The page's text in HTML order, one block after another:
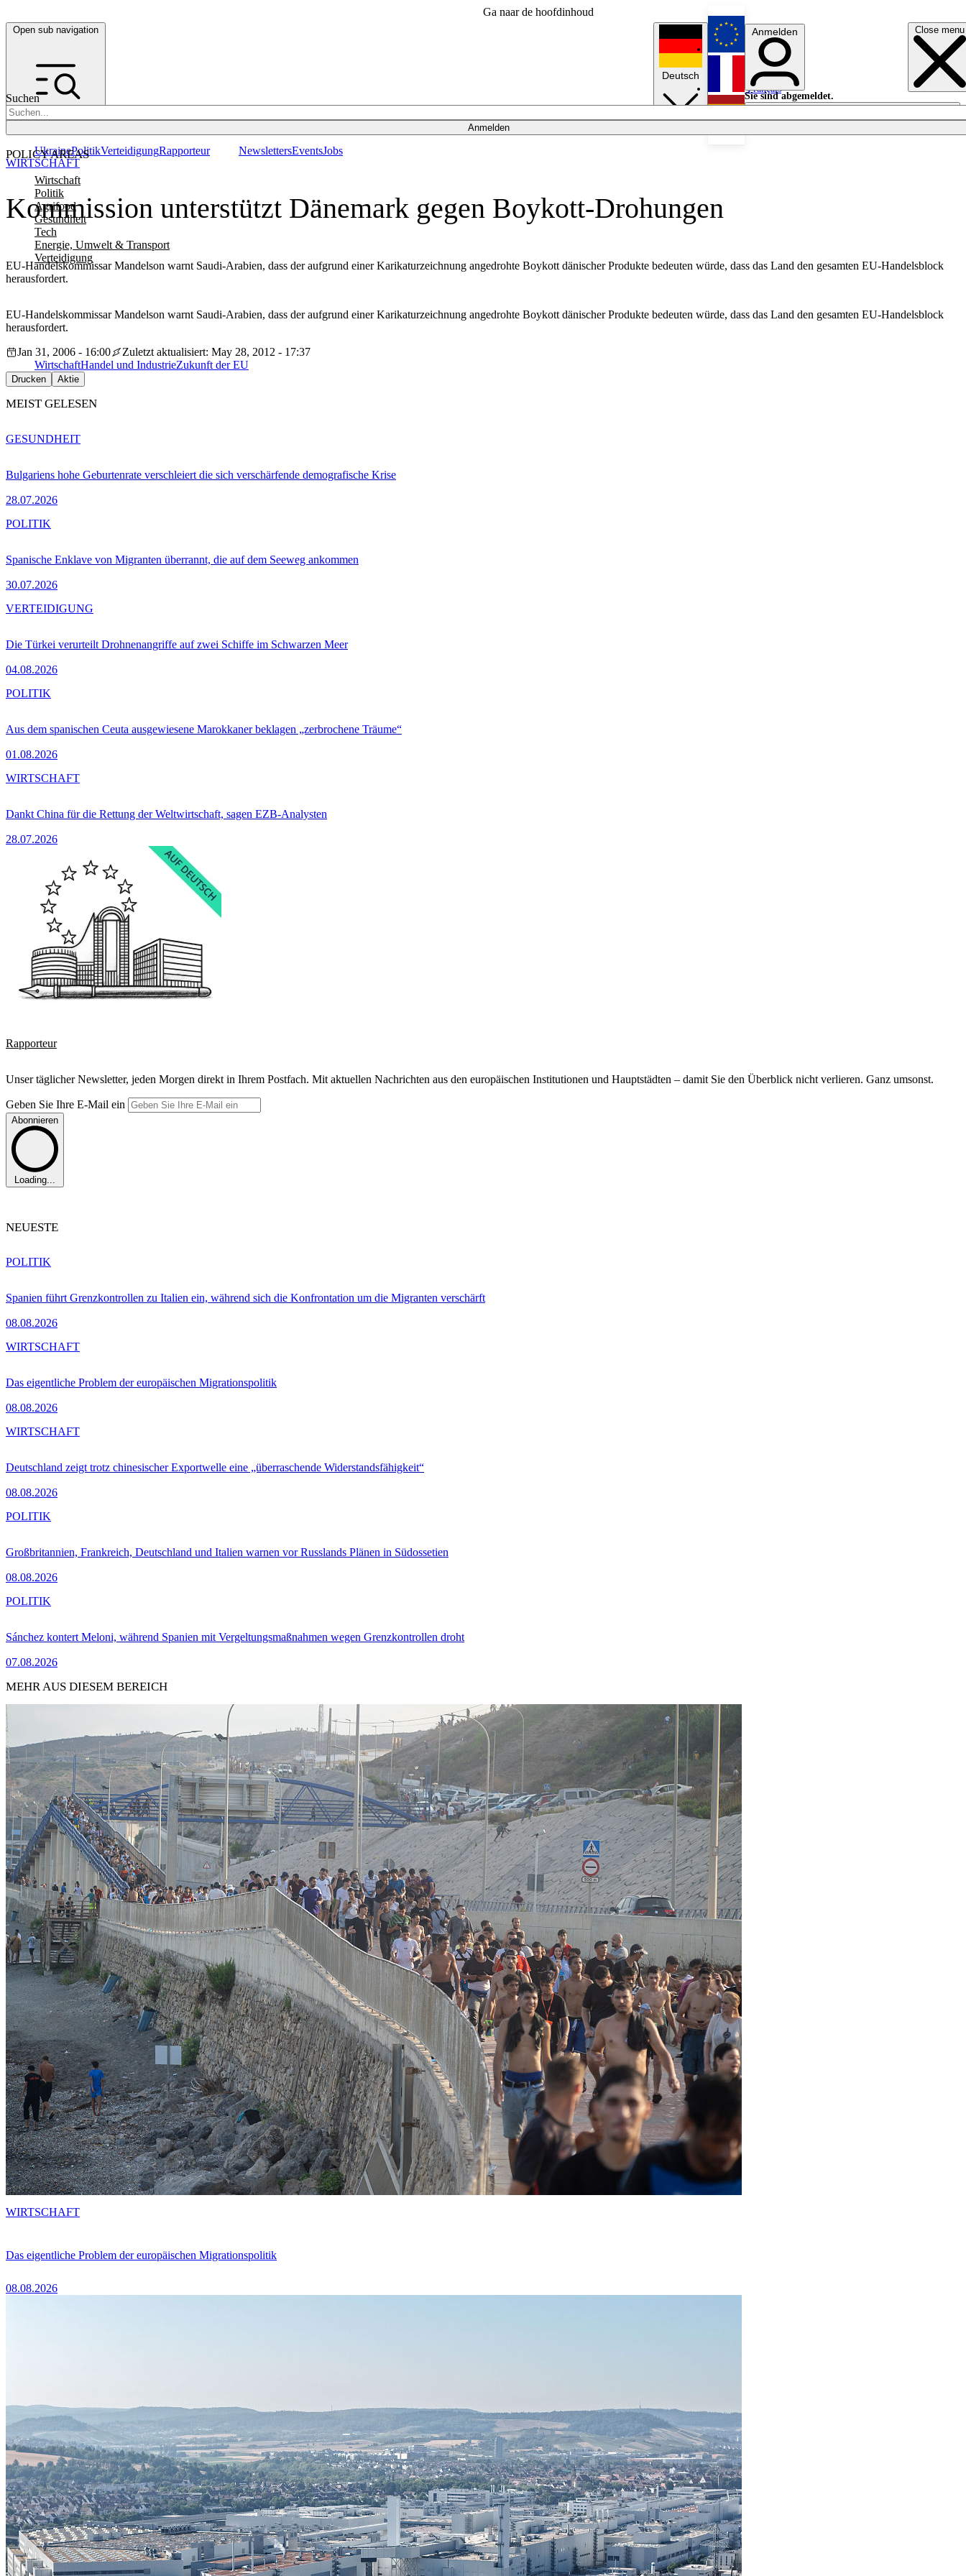
Ga naar de hoofdinhoud
Open sub navigation Close menu
Suchen
Anmelden
POLICY AREAS
Wirtschaft
Politik
Agrifood
Gesundheit
Tech
Energie, Umwelt & Transport
Verteidigung
UkrainePolitikVerteidigungRapporteur NewslettersEventsJobs
Deutsch
English
Français
Anmelden
Sie sind abgemeldet.
Anmelden
Licht aus
Kommission unterstützt Dänemark gegen Boykott-Drohungen
EU-Handelskommissar Mandelson warnt Saudi-Arabien, dass der aufgrund einer Karikaturzeichnung angedrohte Boykott dänischer Produkte bedeuten würde, dass das Land den gesamten EU-Handelsblock
herausfordert.
WIRTSCHAFT
EU-Handelskommissar Mandelson warnt Saudi-Arabien, dass der aufgrund einer Karikaturzeichnung angedrohte Boykott dänischer Produkte bedeuten würde, dass das Land den gesamten EU-Handelsblock
herausfordert.
Jan 31, 2006 - 16:00
Zuletzt aktualisiert: May 28, 2012 - 17:37
WirtschaftHandel und IndustrieZukunft der EU
Drucken Aktie
MEIST GELESEN
Bulgariens hohe Geburtenrate verschleiert die sich verschärfende demografische Krise
28.07.2026
GESUNDHEIT
Spanische Enklave von Migranten überrannt, die auf dem Seeweg ankommen
30.07.2026
POLITIK
Die Türkei verurteilt Drohnenangriffe auf zwei Schiffe im Schwarzen Meer
04.08.2026
VERTEIDIGUNG
Aus dem spanischen Ceuta ausgewiesene Marokkaner beklagen „zerbrochene Träume“
01.08.2026
POLITIK
Dankt China für die Rettung der Weltwirtschaft, sagen EZB-Analysten
28.07.2026
WIRTSCHAFT
Rapporteur
Unser täglicher Newsletter, jeden Morgen direkt in Ihrem Postfach. Mit aktuellen Nachrichten aus den europäischen Institutionen und Hauptstädten – damit Sie den Überblick nicht verlieren. Ganz umsonst.
Geben Sie Ihre E-Mail ein
Abonnieren
Loading...
NEUESTE
Spanien führt Grenzkontrollen zu Italien ein, während sich die Konfrontation um die Migranten verschärft
08.08.2026
POLITIK
Das eigentliche Problem der europäischen Migrationspolitik
08.08.2026
WIRTSCHAFT
Deutschland zeigt trotz chinesischer Exportwelle eine „überraschende Widerstandsfähigkeit“
08.08.2026
WIRTSCHAFT
Großbritannien, Frankreich, Deutschland und Italien warnen vor Russlands Plänen in Südossetien
08.08.2026
POLITIK
Sánchez kontert Meloni, während Spanien mit Vergeltungsmaßnahmen wegen Grenzkontrollen droht
07.08.2026
POLITIK
MEHR AUS DIESEM BEREICH
Das eigentliche Problem der europäischen Migrationspolitik
08.08.2026
WIRTSCHAFT